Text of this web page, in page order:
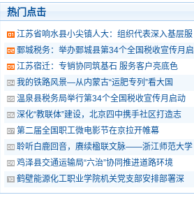
热门点击
江苏省响水县小尖镇人大：组织代表深入基层服
鄄城税务：举办鄄城县第34个全国税收宣传月启
江苏宿迁：专销协同筑基石 服务客户亮底色
我的铁路风景—从内蒙古“运肥专列”看大国
温泉县税务局举行第34个全国税收宣传月启动
深化“教联体”建设，北京四中携手社区打造志
第二届全国职工微电影节在京拉开帷幕
聆听白鹿回音，赓续楹联文脉——浙江师范大学
鸡泽县交通运输局“六治”协同推进道路环境
鹤壁能源化工职业学院机关党支部安排部署深